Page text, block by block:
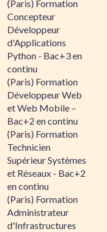
(Paris) Formation
Concepteur
Développeur
d'Applications
Python - Bac+3 en
continu
(Paris) Formation
Développeur Web
et Web Mobile –
Bac+2 en continu
(Paris) Formation
Technicien
Supérieur Systèmes
et Réseaux - Bac+2
en continu
(Paris) Formation
Administrateur
d'Infrastructures